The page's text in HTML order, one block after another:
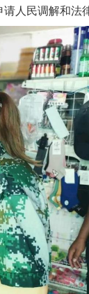
人民调解和法